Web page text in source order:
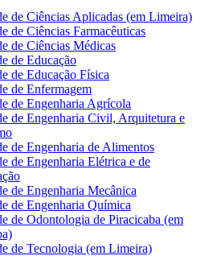
de Ciências Aplicadas (em Limeira)
de Ciências Farmacêuticas
de Ciências Médicas
de Educação
de Educação Física
de Enfermagem
de Engenharia Agrícola
de Engenharia Civil, Arquitetura e
de Engenharia de Alimentos
de Engenharia Elétrica e de
de Engenharia Mecânica
de Engenharia Química
de Odontologia de Piracicaba (em
de Tecnologia (em Limeira)